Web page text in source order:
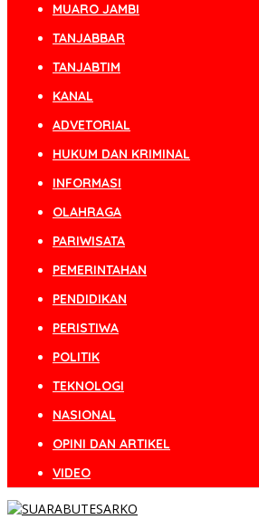
MUARO JAMBI
TANJABBAR
TANJABTIM
KANAL
ADVETORIAL
HUKUM DAN KRIMINAL
INFORMASI
OLAHRAGA
PARIWISATA
PEMERINTAHAN
PENDIDIKAN
PERISTIWA
POLITIK
TEKNOLOGI
NASIONAL
OPINI DAN ARTIKEL
VIDEO